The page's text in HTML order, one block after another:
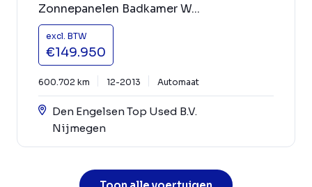
Zonnepanelen Badkamer W...
excl. BTW
€149.950
600.702 km 12-2013 Automaat
Den Engelsen Top Used B.V.
Nijmegen